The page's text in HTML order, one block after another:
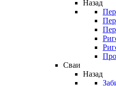
Назад
Сваи
Назад